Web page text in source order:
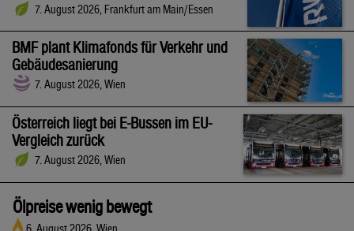
7. August 2026, Frankfurt am Main/Essen
BMF plant Klimafonds für Verkehr und
Gebäudesanierung
7. August 2026, Wien
Österreich liegt bei E-Bussen im EU-
Vergleich zurück
7. August 2026, Wien
Ölpreise wenig bewegt